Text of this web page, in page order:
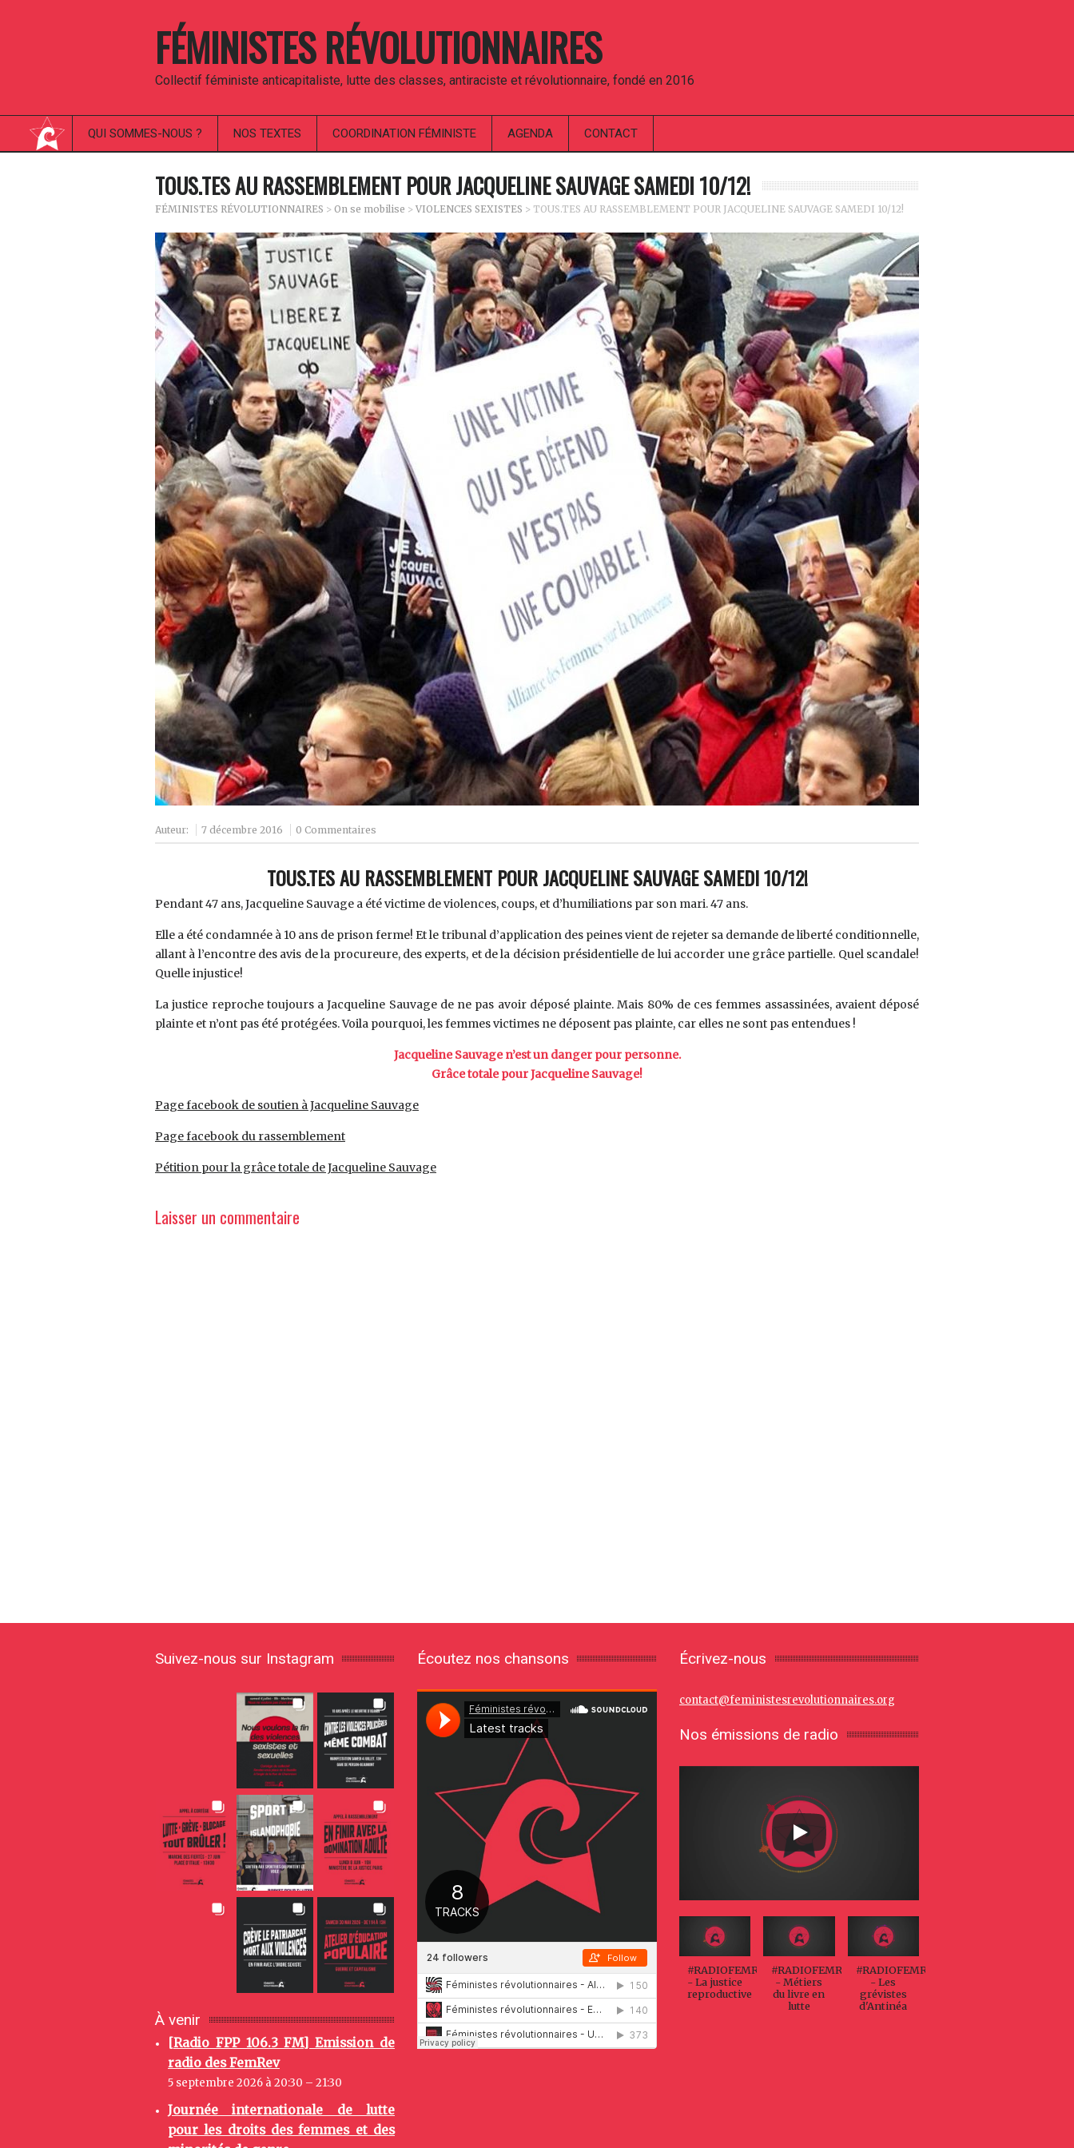
FÉMINISTES RÉVOLUTIONNAIRES
Collectif féministe anticapitaliste, lutte des classes, antiraciste et révolutionnaire, fondé en 2016
QUI SOMMES-NOUS ? NOS TEXTES COORDINATION FÉMINISTE AGENDA CONTACT
TOUS.TES AU RASSEMBLEMENT POUR JACQUELINE SAUVAGE SAMEDI 10/12!
FÉMINISTES RÉVOLUTIONNAIRES > On se mobilise > VIOLENCES SEXISTES > TOUS.TES AU RASSEMBLEMENT POUR JACQUELINE SAUVAGE SAMEDI 10/12!
Auteur: 7 décembre 2016 0 Commentaires
TOUS.TES AU RASSEMBLEMENT POUR JACQUELINE SAUVAGE SAMEDI 10/12!
Pendant 47 ans, Jacqueline Sauvage a été victime de violences, coups, et d’humiliations par son mari. 47 ans.
Elle a été condamnée à 10 ans de prison ferme! Et le tribunal d’application des peines vient de rejeter sa demande de liberté conditionnelle,
allant à l’encontre des avis de la procureure, des experts, et de la décision présidentielle de lui accorder une grâce partielle. Quel scandale!
Quelle injustice!
La justice reproche toujours a Jacqueline Sauvage de ne pas avoir déposé plainte. Mais 80% de ces femmes assassinées, avaient déposé
plainte et n’ont pas été protégées. Voila pourquoi, les femmes victimes ne déposent pas plainte, car elles ne sont pas entendues !
Jacqueline Sauvage n’est un danger pour personne.
Grâce totale pour Jacqueline Sauvage!
Page facebook de soutien à Jacqueline Sauvage
Page facebook du rassemblement
Pétition pour la grâce totale de Jacqueline Sauvage
Laisser un commentaire
Suivez-nous sur Instagram
À venir
[Radio FPP 106.3 FM] Emission de
radio des FemRev
5 septembre 2026 à 20:30 – 21:30
Journée internationale de lutte
pour les droits des femmes et des
Écoutez nos chansons Écrivez-nous
contact@feministesrevolutionnaires.org
Nos émissions de radio
#RADIOFEMREV
- La justice
reproductive
#RADIOFEMREV
- Métiers
du livre en
lutte
#RADIOFEMREV
- Les
grévistes
d'Antinéa